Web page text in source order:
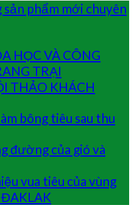
phẩm mới chuyên
HỌC VÀ CÔNG
TRẠI
THẢO KHÁCH
bông tiêu sau thu
đường của gió và
vua tiêu của vùng
ĐAKLAK